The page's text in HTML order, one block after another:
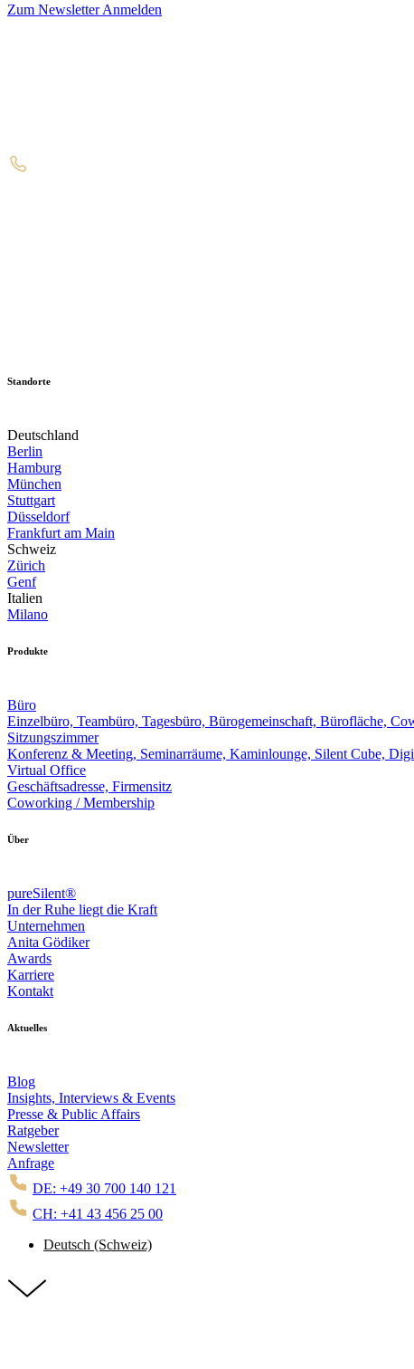
Zum Newsletter Anmelden
Standorte
Deutschland
Berlin
Hamburg
München
Stuttgart
Düsseldorf
Frankfurt am Main
Schweiz
Zürich
Genf
Italien
Milano
Produkte
Büro
Einzelbüro, Teambüro, Tagesbüro, Bürogemeinschaft, Bürofläche,
Sitzungszimmer
Konferenz & Meeting, Seminarräume, Kaminlounge, Silent Cube,
Virtual Office
Geschäftsadresse, Firmensitz
Coworking / Membership
Über
pureSilent®
In der Ruhe liegt die Kraft
Unternehmen
Anita Gödiker
Awards
Karriere
Kontakt
Aktuelles
Blog
Insights, Interviews & Events
Presse & Public Affairs
Ratgeber
Newsletter
Anfrage
DE: +49 30 700 140 121
CH: +41 43 456 25 00
Deutsch (Schweiz)